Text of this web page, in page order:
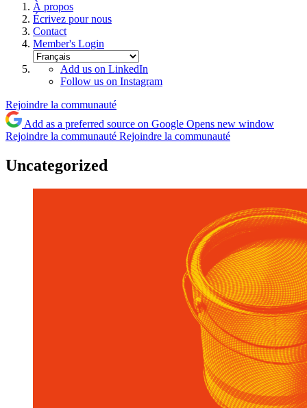
À propos
Écrivez pour nous
Contact
Member's Login
Add us on LinkedIn
Follow us on Instagram
Rejoindre la communauté
Add as a preferred source on Google Opens new window
Rejoindre la communauté Rejoindre la communauté
Uncategorized